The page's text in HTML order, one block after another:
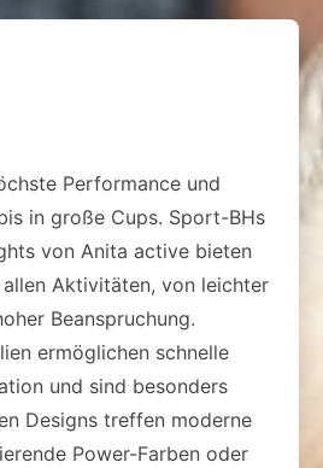
Performance und
in große Cups. Sport-BHs
von Anita active bieten
Aktivitäten, von leichter
Beanspruchung.
ermöglichen schnelle
und sind besonders
Designs treffen moderne
Power-Farben oder